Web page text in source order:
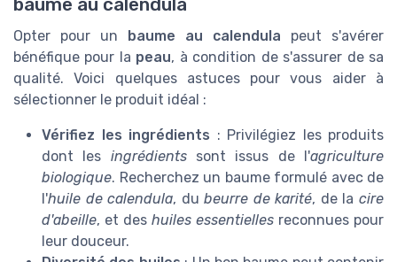
baume au calendula
Opter pour un baume au calendula peut s'avérer
bénéfique pour la peau, à condition de s'assurer de sa
qualité. Voici quelques astuces pour vous aider à
sélectionner le produit idéal :
Vérifiez les ingrédients : Privilégiez les produits
dont les ingrédientssont issus de l'agriculture
biologique. Recherchez un baume formulé avec de
l'huile de calendula, dubeurre de karité, de lacire
d'abeille, et des huiles essentielles reconnues pour
leur douceur.